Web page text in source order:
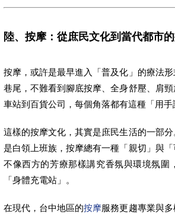
陸、按摩：從庶民文化到當代都市
按摩，或許是最早進入「普及化」的療法
巷尾，不難看到腳底按摩、全身舒壓、肩頸
車站到百貨公司，每個角落都有這種「用手
這樣的按摩文化，其實是庶民生活的一部
是白領上班族，按摩總有一種「親切」與
不像西方的芳療那樣講究香氛與環境氛圍
「身體充電站」。
在現代，台中地區的按摩服務更趨專業與